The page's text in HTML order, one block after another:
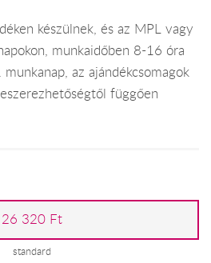
készülnek, és az MPL vagy
munkaidőben 8-16 óra
az ajándékcsomagok
függően
26 320 Ft
standard